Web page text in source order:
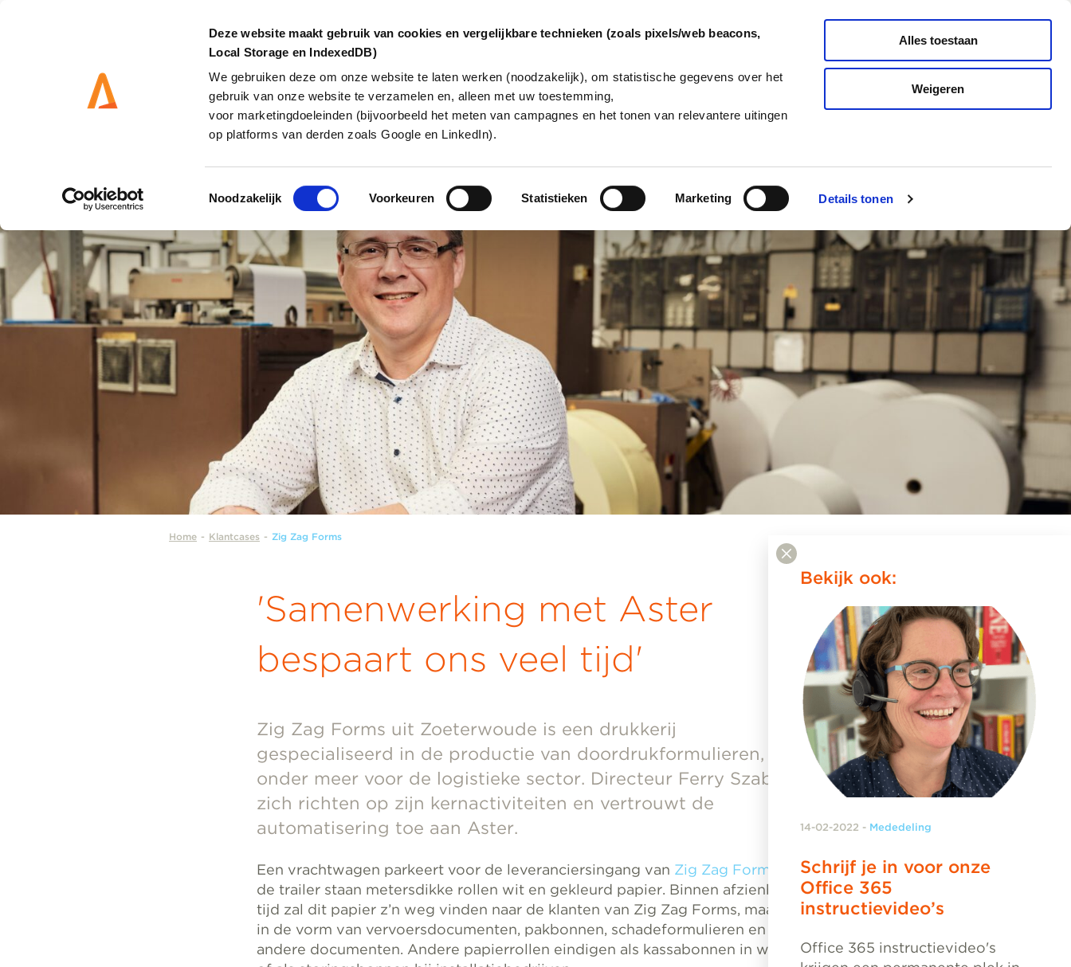
Deze website maakt gebruik van cookies en vergelijkbare technieken (zoals pixels/web beacons,
Local Storage en IndexedDB)
We gebruiken deze om onze website te laten werken (noodzakelijk), om statistische gegevens over het
gebruik van onze website te verzamelen en, alleen met uw toestemming,
voor marketingdoeleinden (bijvoorbeeld het meten van campagnes en het tonen van relevantere uitingen
op platforms van derden zoals Google en LinkedIn).
Toestemmingsselectie
Noodzakelijk Voorkeuren Statistieken Marketing Details tonen
Alles toestaan
Weigeren
ONDERHOUD
MELD TICKET
DIENSTEN OPLOSSINGEN OVER ONS KLANTCASES BLOG CAREERS
Home - Klantcases - Zig Zag Forms
'Samenwerking met Aster
bespaart ons veel tijd'
Zig Zag Forms uit Zoeterwoude is een drukkerij
gespecialiseerd in de productie van doordrukformulieren,
onder meer voor de logistieke sector. Directeur Ferry Szabo wil
zich richten op zijn kernactiviteiten en vertrouwt de
automatisering toe aan Aster.
Een vrachtwagen parkeert voor de leveranciersingang van Zig Zag Forms
de trailer staan metersdikke rollen wit en gekleurd papier. Binnen afzienbare
tijd zal dit papier z’n weg vinden naar de klanten van Zig Zag Forms, maar dan
in de vorm van vervoersdocumenten, pakbonnen, schadeformulieren en vele
andere documenten. Andere papierrollen eindigen als kassabonnen in winkels
Bekijk ook:
14-02-2022 - Mededeling
Schrijf je in voor onze
Office 365
instructievideo’s
Office 365 instructievideo's